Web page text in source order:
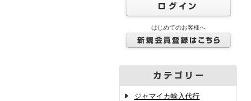
はじめてのお客様へ
ジャマイカ輸入代行